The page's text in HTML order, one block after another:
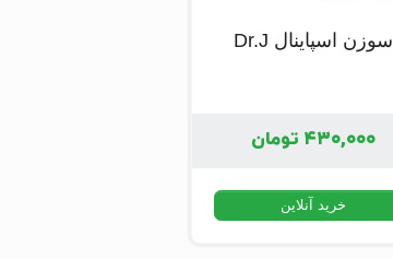
سوزن اسپاینال Dr.J
۴۳۰,۰۰۰ تومان
خرید آنلاین